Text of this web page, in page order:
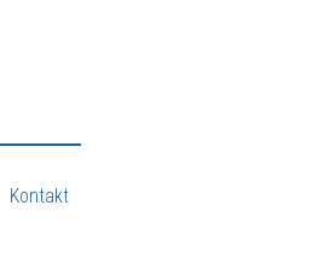
Kontakt